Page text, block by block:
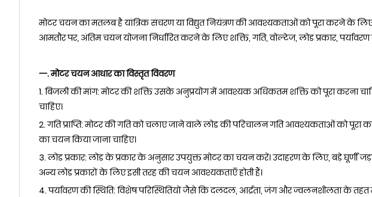
मोटर चयन का मतलब है यांत्रिक संचरण या विद्युत नियंत्रण की आवश्यकताओं को पूरा करने के लिए
आमतौर पर, अंतिम चयन योजना निर्धारित करने के लिए शक्ति, गति, वोल्टेज, लोड प्रकार, पर्यावरण
一. मोटर चयन आधार का विस्तृत विवरण
1. बिजली की मांग: मोटर की शक्ति उसके अनुप्रयोग में आवश्यक अधिकतम शक्ति को पूरा करना
चाहिए।
2. गति प्राप्ति: मोटर की गति को चलाए जाने वाले लोड की परिचालन गति आवश्यकताओं को पूरा
का चयन किया जाना चाहिए।
3. लोड प्रकार: लोड के प्रकार के अनुसार उपयुक्त मोटर का चयन करें। उदाहरण के लिए, बड़े
अन्य लोड प्रकारों के लिए इसी तरह की चयन आवश्यकताएँ होती हैं।
4. पर्यावरण की स्थिति: विशेष परिस्थितियों जैसे कि दलदल, आर्द्रता, जंग और ज्वलनशीलता के